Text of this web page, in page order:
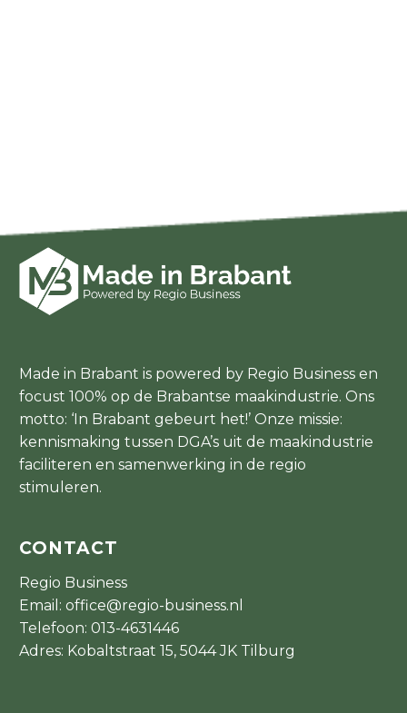
Made in Brabant is powered by Regio Business en
focust 100% op de Brabantse maakindustrie. Ons
motto: ‘In Brabant gebeurt het!’ Onze missie:
kennismaking tussen DGA’s uit de maakindustrie
faciliteren en samenwerking in de regio
stimuleren.
CONTACT
Regio Business
Email: office@regio-business.nl
Telefoon: 013-4631446
Adres: Kobaltstraat 15, 5044 JK Tilburg